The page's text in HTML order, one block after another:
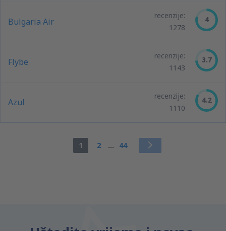
Bulgaria Air
recenzije:
1278
4
Flybe
recenzije:
1143
3.7
Azul
recenzije:
1110
4.2
1 2 ... 44